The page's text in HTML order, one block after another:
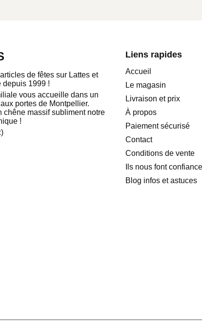
de fêtes sur Lattes et
depuis 1999 !
vous accueille dans un
portes de Montpellier.
chêne massif subliment notre
!
Liens rapides
Accueil
Le magasin
Livraison et prix
À propos
Paiement sécurisé
Contact
Conditions de vente
Ils nous font confiance
Blog infos et astuces